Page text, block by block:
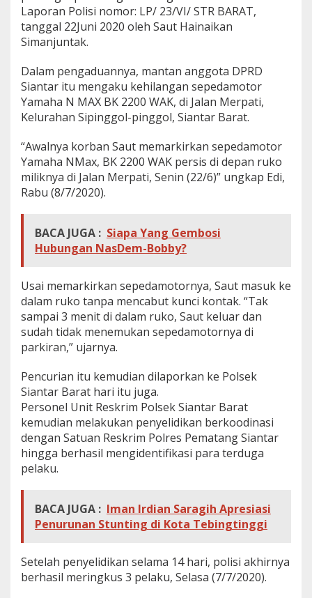
R
D
S
n
t
a
r
D
t
a
n
g
Laporan Polisi nomor: LP/ 23/VI/ STR BARAT,
tanggal 22Juni 2020 oleh Saut Hainaikan
Simanjuntak.
Dalam pengaduannya, mantan anggota DPRD
Siantar itu mengaku kehilangan sepedamotor
Yamaha N MAX BK 2200 WAK, di Jalan Merpati,
Kelurahan Sipinggol-pinggol, Siantar Barat.
“Awalnya korban Saut memarkirkan sepedamotor
Yamaha NMax, BK 2200 WAK persis di depan ruko
miliknya di Jalan Merpati, Senin (22/6)” ungkap Edi,
Rabu (8/7/2020).
BACA JUGA : Siapa Yang Gembosi
Hubungan NasDem-Bobby?
Usai memarkirkan sepedamotornya, Saut masuk ke
dalam ruko tanpa mencabut kunci kontak. “Tak
sampai 3 menit di dalam ruko, Saut keluar dan
sudah tidak menemukan sepedamotornya di
parkiran,” ujarnya.
Pencurian itu kemudian dilaporkan ke Polsek
Siantar Barat hari itu juga.
Personel Unit Reskrim Polsek Siantar Barat
kemudian melakukan penyelidikan berkoodinasi
dengan Satuan Reskrim Polres Pematang Siantar
hingga berhasil mengidentifikasi para terduga
pelaku.
BACA JUGA : Iman Irdian Saragih Apresiasi
Penurunan Stunting di Kota Tebingtinggi
Setelah penyelidikan selama 14 hari, polisi akhirnya
berhasil meringkus 3 pelaku, Selasa (7/7/2020).